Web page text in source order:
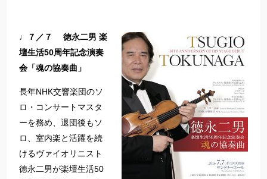
♩７／７ 徳永二男 楽
壇生活50周年記念演奏
会「魂の協奏曲」
長年NHK交響楽団のソ
ロ・コンサートマスタ
ーを務め、退団後もソ
ロ、室内楽と活躍を続
けるヴァイオリニスト
徳永二男が楽壇生活50